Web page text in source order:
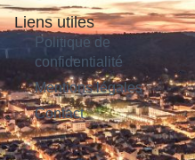
Liens utiles
Politique de
confidentialité
Mentions légales
Contact